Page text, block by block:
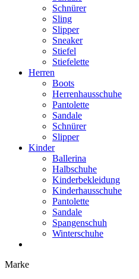
Schnürer
Sling
Slipper
Sneaker
Stiefel
Stiefelette
Herren
Boots
Herrenhausschuhe
Pantolette
Sandale
Schnürer
Slipper
Kinder
Ballerina
Halbschuhe
Kinderbekleidung
Kinderhausschuhe
Pantolette
Sandale
Spangenschuh
Winterschuhe
Marke